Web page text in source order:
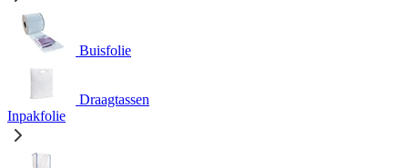
Buisfolie
Draagtassen
Inpakfolie